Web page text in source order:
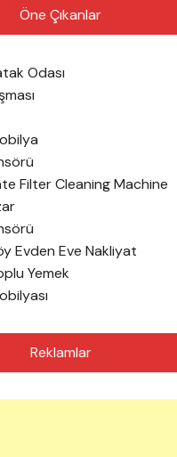
Öne Çıkanlar
Odası
Filter Cleaning Machine
Evden Eve Nakliyat
Yemek
Reklamlar